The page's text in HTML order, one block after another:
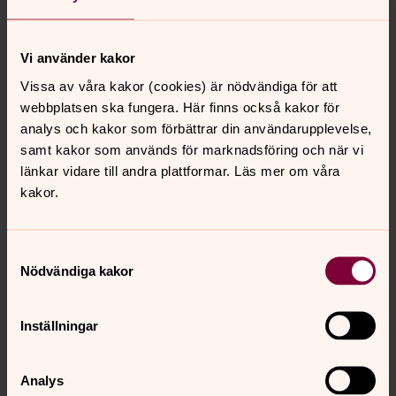
Vi använder kakor
Vissa av våra kakor (cookies) är nödvändiga för att
webbplatsen ska fungera. Här finns också kakor för
analys och kakor som förbättrar din användarupplevelse,
samt kakor som används för marknadsföring och när vi
länkar vidare till andra plattformar. Läs mer om våra
kakor.
Nödvändiga kakor
Inställningar
Analys
Priser vid uthyrning av
församlingshem och kyrkor
I samband med dop, begravning
och konfirmation för medlem
i Svenska kyrkan:
Gratis
I samband med dop, begravning
2500 kr/dygn
Uthyrning till minnesstund mm
för icke medlem i Svenska kyrkan
800 kr